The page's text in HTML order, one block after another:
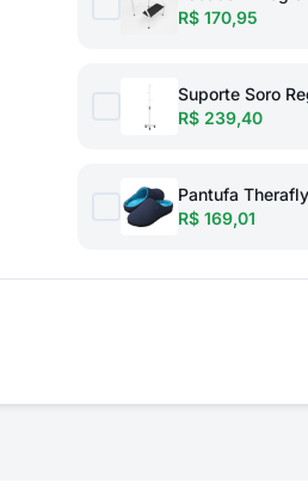
R$ 170,95
Suporte Soro
R$ 239,40
Pantufa
R$ 169,01